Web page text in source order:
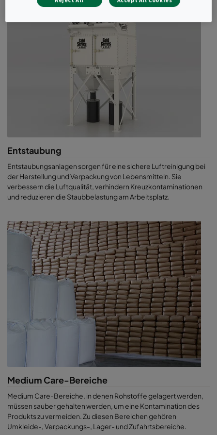
vermeiden Sie Kontaminationen, verlängern die
Produkthaltbarkeit und senken Betriebskosten. Ob Luftreiniger
Lebensmittelproduktion, Taschenfilter Lebensmittel oder
die optimale Kombination aus Sicherheit, Effizienz und Qualität.
Entstaubung
Entstaubungsanlagen sorgen für eine sichere Luftreinigung bei
der Herstellung und Verpackung von Lebensmitteln. Sie
verbessern die Luftqualität, verhindern Kreuzkontaminationen
und reduzieren die Staubbelastung am Arbeitsplatz.
Medium Care-Bereiche
Medium Care-Bereiche, in denen Rohstoffe gelagert werden,
müssen sauber gehalten werden, um eine Kontamination des
Produkts zu vermeiden. Zu diesen Bereichen gehören
Umkleide-, Verpackungs-, Lager- und Zufahrtsbereiche.